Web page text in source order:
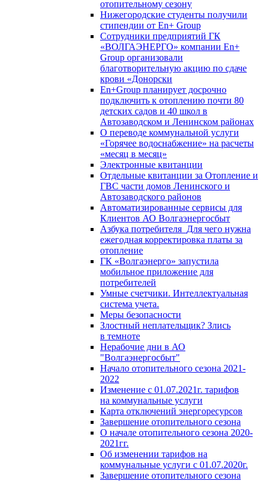
отопительному сезону
Нижегородские студенты получили
стипендии от En+ Group
Сотрудники предприятий ГК
«ВОЛГАЭНЕРГО» компании En+
Group организовали
благотворительную акцию по сдаче
крови «Донорски
En+Group планирует досрочно
подключить к отоплению почти 80
детских садов и 40 школ в
Автозаводском и Ленинском районах
О переводе коммунальной услуги
«Горячее водоснабжение» на расчеты
«месяц в месяц»
Электронные квитанции
Отдельные квитанции за Отопление и
ГВС части домов Ленинского и
Автозаводского районов
Автоматизированные сервисы для
Клиентов АО Волгаэнергосбыт
Азбука потребителя_Для чего нужна
ежегодная корректировка платы за
отопление
ГК «Волгаэнерго» запустила
мобильное приложение для
потребителей
Умные счетчики. Интеллектуальная
система учета.
Меры безопасности
Злостный неплательщик? Злись
в темноте
Нерабочие дни в АО
"Волгаэнергосбыт"
Начало отопительного сезона 2021-
2022
Изменение с 01.07.2021г. тарифов
на коммунальные услуги
Карта отключений энергоресурсов
Завершение отопительного сезона
О начале отопительного сезона 2020-
2021гг.
Об изменении тарифов на
коммунальные услуги с 01.07.2020г.
Завершение отопительного сезона